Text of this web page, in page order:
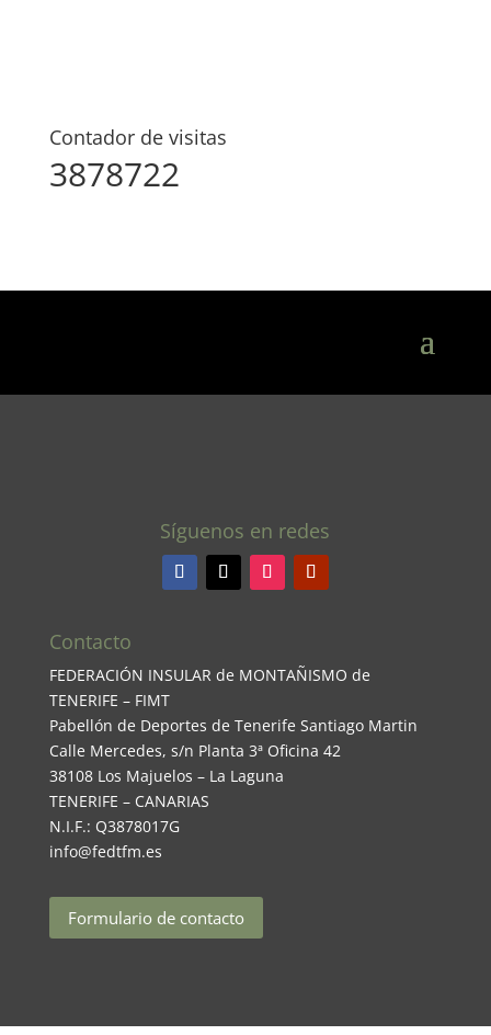
Contador de visitas
3878722
Síguenos en redes
Contacto
FEDERACIÓN INSULAR de MONTAÑISMO de
TENERIFE – FIMT
Pabellón de Deportes de Tenerife Santiago Martin
Calle Mercedes, s/n Planta 3ª Oficina 42
38108 Los Majuelos – La Laguna
TENERIFE – CANARIAS
N.I.F.: Q3878017G
info@fedtfm.es
Formulario de contacto